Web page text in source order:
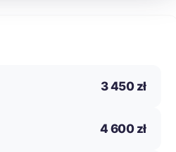
3 450 zł
4 600 zł